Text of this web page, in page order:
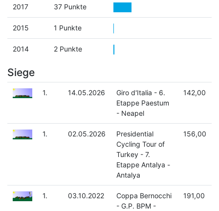
2017 37 Punkte
2015 1 Punkte
2014 2 Punkte
Siege
1. 14.05.2026
Giro d'Italia - 6.
Etappe Paestum
- Neapel
142,00
1. 02.05.2026
Presidential
Cycling Tour of
Turkey - 7.
Etappe Antalya -
Antalya
156,00
1. 03.10.2022
Coppa Bernocchi
- G.P. BPM -
191,00